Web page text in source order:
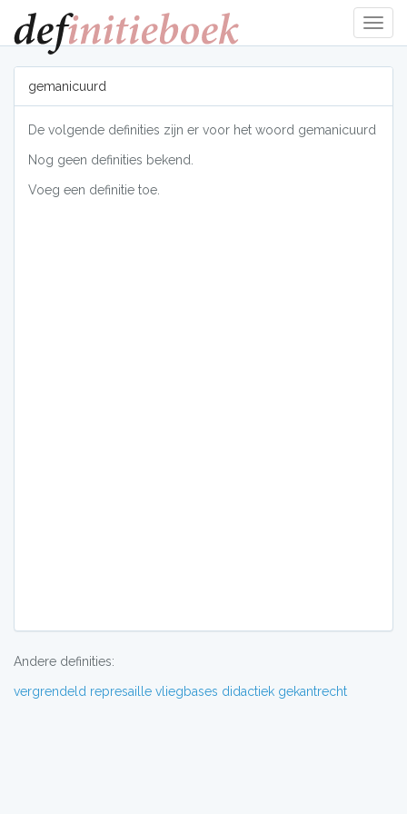
tonen
gemanicuurd
De volgende definities zijn er voor het woord gemanicuurd
Nog geen definities bekend.
Voeg een definitie toe.
Andere definities:
vergrendeld represaille vliegbases didactiek gekantrecht